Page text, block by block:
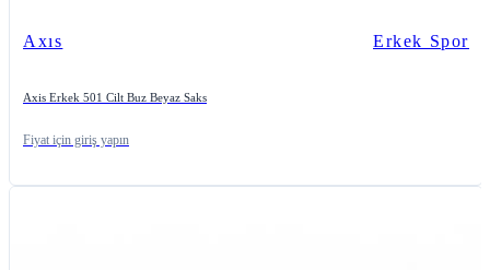
Axıs Erkek Spor
Axis Erkek 501 Cilt Buz Beyaz Saks
Fiyat için giriş yapın